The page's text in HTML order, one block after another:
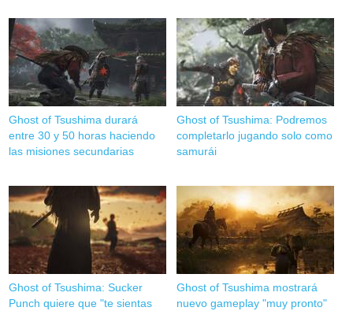
Ghost of Tsushima durará
entre 30 y 50 horas haciendo
las misiones secundarias
Ghost of Tsushima: Podremos
completarlo jugando solo como
samurái
Ghost of Tsushima: Sucker
Punch quiere que "te sientas
Ghost of Tsushima mostrará
nuevo gameplay "muy pronto"